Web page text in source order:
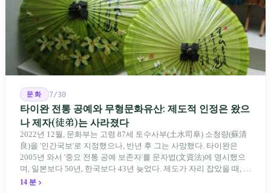
문화 7/30
타이완 전통 공예와 무형문화유산: 제도적 인정은 왔으
나 제자(徒弟)는 사라졌다
2022년 12월, 문화부는 고령 87세 토수사부(土水司阜) 소청량(蘇清
良)을 '인간국보'로 지정했으나, 반년 후 그는 사망했다. 타이완은
2005년 와서 '중요 전통 공예 보존자'를 문자법(文資法)에 명시했으
며, 일본보다 50년, 한국보다 43년 늦었다. 제도가 자리 잡았을 때, 제
자 제도는 이미 1970-80년대 산업화 과정에서 붕괴되었다. 600여 명
14 분